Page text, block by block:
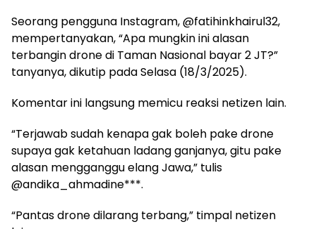
Seorang pengguna Instagram, @fatihinkhairul32,
mempertanyakan, “Apa mungkin ini alasan
terbangin drone di Taman Nasional bayar 2 JT?”
tanyanya, dikutip pada Selasa (18/3/2025).
Komentar ini langsung memicu reaksi netizen lain.
“Terjawab sudah kenapa gak boleh pake drone
supaya gak ketahuan ladang ganjanya, gitu pake
alasan mengganggu elang Jawa,” tulis
@andika_ahmadine***.
“Pantas drone dilarang terbang,” timpal netizen